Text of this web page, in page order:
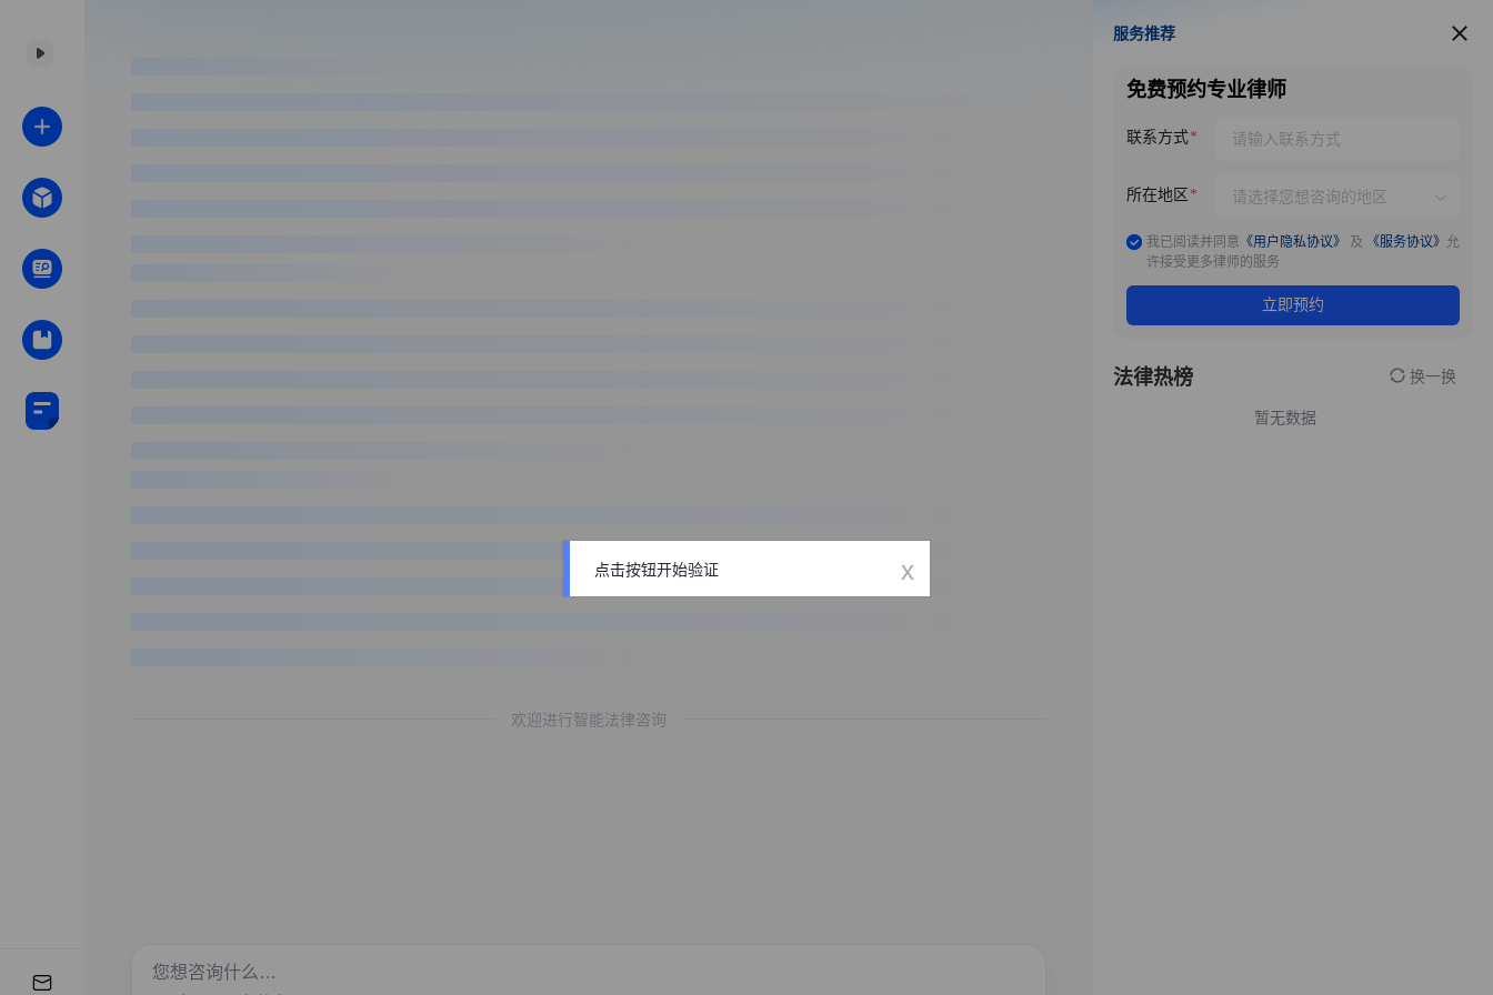
欢迎进行智能法律咨询
服务推荐
服务推荐
免费预约专业律师
联系方式
所在地区
我已阅读并同意 《用户隐私协议》 及 《服务协议》 允
许接受更多律师的服务
立即预约
法律热榜 换一换
暂无数据
点击按钮开始验证 x